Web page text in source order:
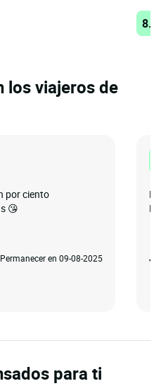
los viajeros de
por ciento
😘
Permanecer en 09-08-2025
para ti